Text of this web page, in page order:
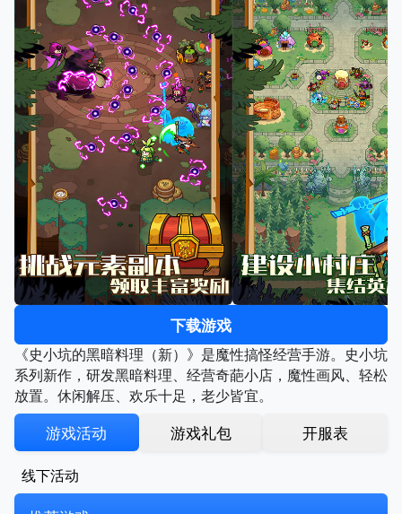
下载游戏
《史小坑的黑暗料理（新）》是魔性搞怪经营手游。史小坑
系列新作，研发黑暗料理、经营奇葩小店，魔性画风、轻松
放置。休闲解压、欢乐十足，老少皆宜。
游戏活动 游戏礼包 开服表
线下活动